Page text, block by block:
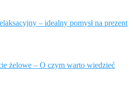
– idealny pomysł na prezent
żelowe – O czym warto wiedzieć